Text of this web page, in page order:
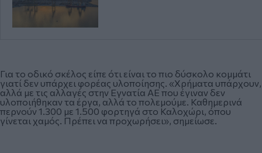
Για το οδικό σκέλος είπε ότι είναι το πιο δύσκολο κομμάτι
γιατί δεν υπάρχει φορέας υλοποίησης. «Χρήματα υπάρχουν,
αλλά με τις αλλαγές στην Εγνατία ΑΕ που έγιναν δεν
υλοποιήθηκαν τα έργα, αλλά το πολεμούμε. Καθημερινά
περνούν 1.300 με 1.500 φορτηγά στο Καλοχώρι, όπου
γίνεται χαμός. Πρέπει να προχωρήσει», σημείωσε.